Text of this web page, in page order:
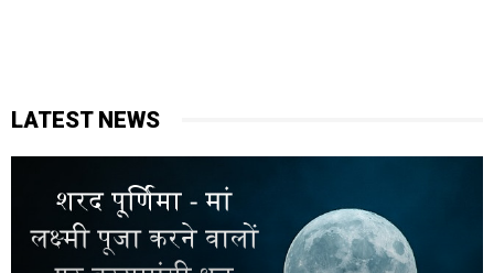
LATEST NEWS